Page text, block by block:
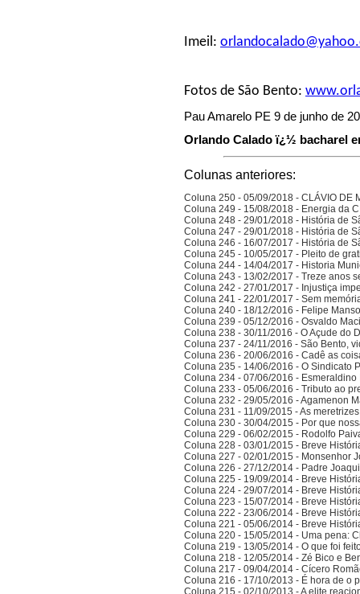
Imeil:
Fotos de São Bento:
Pau Amarelo PE 9 de junho de
Orlando Calado ï¿½ bacharel
Colunas anteriores:
Coluna 250 - 05/09/2018 - CLÁVIO DE
Coluna 249 - 15/08/2018 - Energia da
Coluna 248 - 29/01/2018 - História de
Coluna 247 - 29/01/2018 - História de
Coluna 246 - 16/07/2017 - História de
Coluna 245 - 10/05/2017 - Pleito de
Coluna 244 - 14/04/2017 - Historia
Coluna 243 - 13/02/2017 - Treze anos
Coluna 242 - 27/01/2017 - Injustiça
Coluna 241 - 22/01/2017 - Sem
Coluna 240 - 18/12/2016 - Felipe
Coluna 239 - 05/12/2016 - Osvaldo
Coluna 238 - 30/11/2016 - O Açude do
Coluna 237 - 24/11/2016 - São Bento,
Coluna 236 - 20/06/2016 - Cadê as
Coluna 235 - 14/06/2016 - O Sindicato
Coluna 234 - 07/06/2016 -
Coluna 233 - 05/06/2016 - Tributo ao
Coluna 232 - 29/05/2016 - Agamenon
Coluna 231 - 11/09/2015 - As
Coluna 230 - 30/04/2015 - Por que
Coluna 229 - 06/02/2015 - Rodolfo
Coluna 228 - 03/01/2015 - Breve
Coluna 227 - 02/01/2015 - Monsenhor
Coluna 226 - 27/12/2014 - Padre
Coluna 225 - 19/09/2014 - Breve
Coluna 224 - 29/07/2014 - Breve
Coluna 223 - 15/07/2014 - Breve
Coluna 222 - 23/06/2014 - Breve
Coluna 221 - 05/06/2014 - Breve
Coluna 220 - 15/05/2014 - Uma pena:
Coluna 219 - 13/05/2014 - O que foi
Coluna 218 - 12/05/2014 - Zé Bico e
Coluna 217 - 09/04/2014 - Cícero
Coluna 216 - 17/10/2013 - É hora de o